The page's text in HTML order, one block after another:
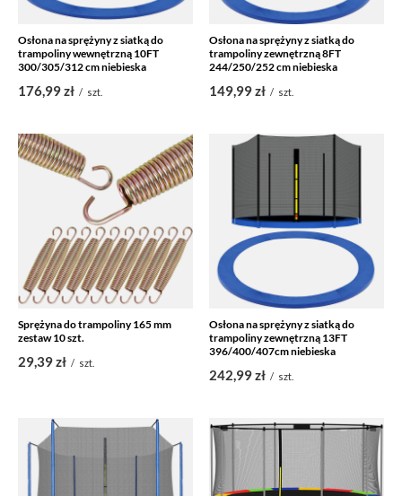
Osłona na sprężyny z siatką do
trampoliny wewnętrzną 10FT
300/305/312 cm niebieska
176,99 zł / szt.
Osłona na sprężyny z siatką do
trampoliny zewnętrzną 8FT
244/250/252 cm niebieska
149,99 zł / szt.
Sprężyna do trampoliny 165 mm
zestaw 10 szt.
29,39 zł / szt.
Osłona na sprężyny z siatką do
trampoliny zewnętrzną 13FT
396/400/407cm niebieska
242,99 zł / szt.